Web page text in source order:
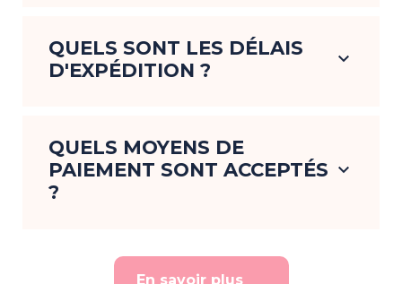
QUELS SONT LES DÉLAIS
D'EXPÉDITION ?
keyboard_arrow_down
QUELS MOYENS DE
PAIEMENT SONT ACCEPTÉS
?
keyboard_arrow_down
En savoir plus